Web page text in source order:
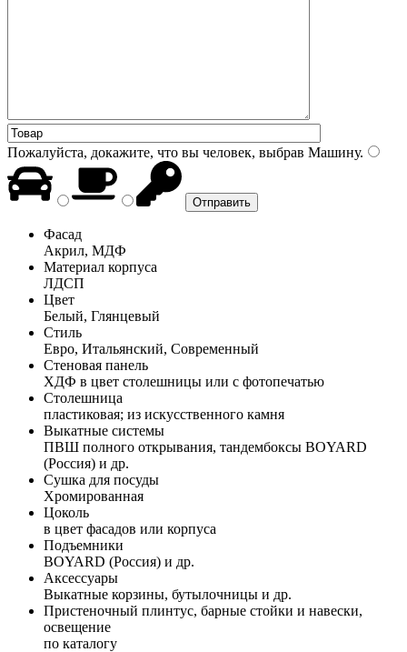
Пожалуйста, докажите, что вы человек, выбрав Машину.
Фасад
Акрил, МДФ
Материал корпуса
ЛДСП
Цвет
Белый, Глянцевый
Стиль
Евро, Итальянский, Современный
Стеновая панель
ХДФ в цвет столешницы или с фотопечатью
Столешница
пластиковая; из искусственного камня
Выкатные системы
ПВШ полного открывания, тандембоксы BOYARD
(Россия) и др.
Сушка для посуды
Хромированная
Цоколь
в цвет фасадов или корпуса
Подъемники
BOYARD (Россия) и др.
Аксессуары
Выкатные корзины, бутылочницы и др.
Пристеночный плинтус, барные стойки и навески,
освещение
по каталогу